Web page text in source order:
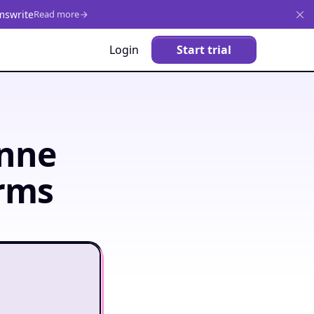
Read more
Login Start trial